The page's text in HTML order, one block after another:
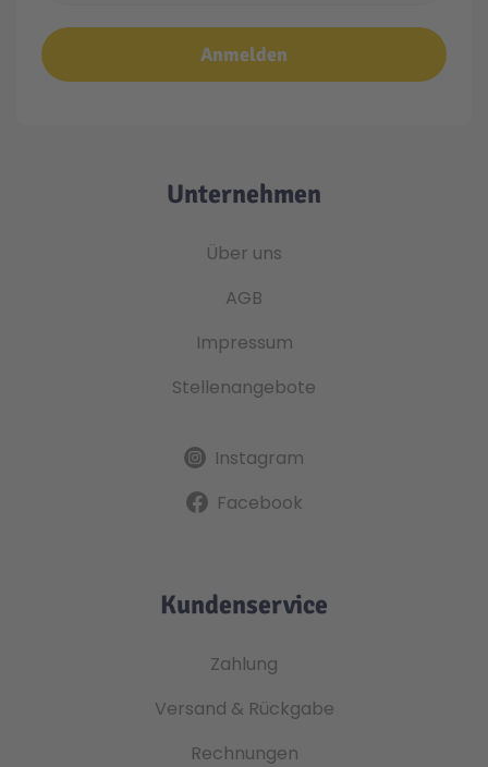
Anmelden
Unternehmen
Über uns
AGB
Impressum
Stellenangebote
Instagram
Facebook
Kundenservice
Zahlung
Versand & Rückgabe
Rechnungen